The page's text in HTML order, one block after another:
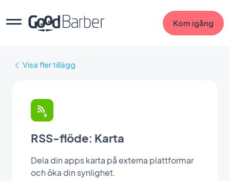
Kom igång
Visa fler tillägg
RSS-flöde: Karta
Dela din apps karta på externa plattformar
och öka din synlighet.